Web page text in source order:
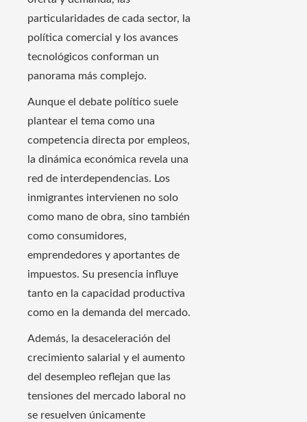
particularidades de cada sector, la
política comercial y los avances
tecnológicos conforman un
panorama más complejo.
Aunque el debate político suele
plantear el tema como una
competencia directa por empleos,
la dinámica económica revela una
red de interdependencias. Los
inmigrantes intervienen no solo
como mano de obra, sino también
como consumidores,
emprendedores y aportantes de
impuestos. Su presencia influye
tanto en la capacidad productiva
como en la demanda del mercado.
Además, la desaceleración del
crecimiento salarial y el aumento
del desempleo reflejan que las
tensiones del mercado laboral no
se resuelven únicamente